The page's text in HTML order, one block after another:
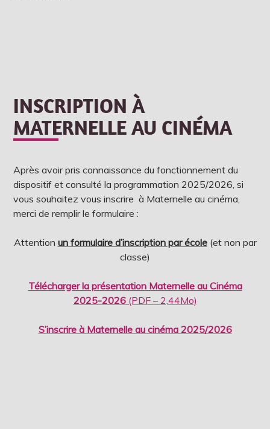
INSCRIPTION À
MATERNELLE AU CINÉMA
Après avoir pris connaissance du fonctionnement du
dispositif et consulté la programmation 2025/2026, si
vous souhaitez vous inscrire à Maternelle au cinéma,
merci de remplir le formulaire :
Attention un formulaire d’inscription par école(et non par
classe)
Télécharger la présentation Maternelle au Cinéma
2025-2026(PDF – 2,44Mo)
S’inscrire à Maternelle au cinéma 2025/2026